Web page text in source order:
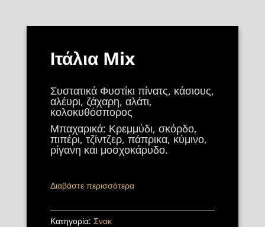
Ιτάλια Mix
Συστατικά Φυστίκι πίνατς, κάσιους,
αλέυρι, ζάχαρη, αλάτι,
κολοκυθόσπορος
Μπαχαρικά: Κρεμμύδι, σκόρδο,
πιπέρι, τζίντζερ, πάπρικα, κύμινο,
ρίγανη και μοσχοκάρυδο.
Διαβάστε περισσότερα
Κατηγορία: Σνακ